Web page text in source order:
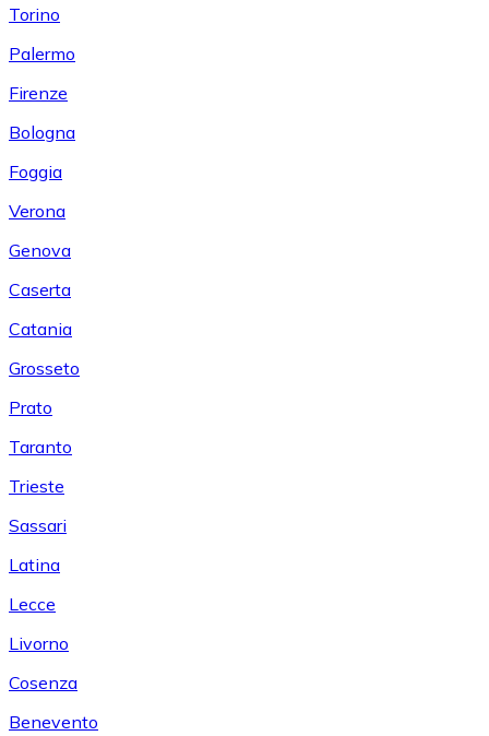
Torino
Palermo
Firenze
Bologna
Foggia
Verona
Genova
Caserta
Catania
Grosseto
Prato
Taranto
Trieste
Sassari
Latina
Lecce
Livorno
Cosenza
Benevento